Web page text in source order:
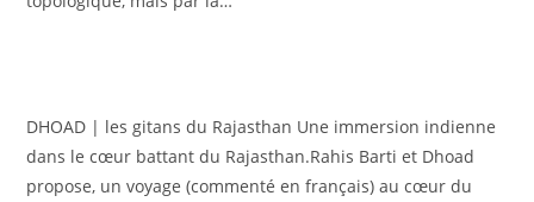
DHOAD | les gitans du Rajasthan Une immersion indienne
dans le cœur battant du Rajasthan.Rahis Barti et Dhoad
propose, un voyage (commenté en français) au cœur du